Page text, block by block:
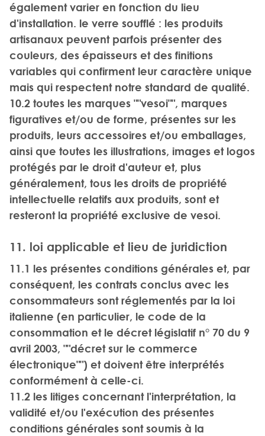
également varier en fonction du lieu
d'installation. le verre soufflé : les produits
artisanaux peuvent parfois présenter des
couleurs, des épaisseurs et des finitions
variables qui confirment leur caractère unique
mais qui respectent notre standard de qualité.
10.2 toutes les marques ""vesoi"", marques
figuratives et/ou de forme, présentes sur les
produits, leurs accessoires et/ou emballages,
ainsi que toutes les illustrations, images et logos
protégés par le droit d'auteur et, plus
généralement, tous les droits de propriété
intellectuelle relatifs aux produits, sont et
resteront la propriété exclusive de vesoi.
11. loi applicable et lieu de juridiction
11.1 les présentes conditions générales et, par
conséquent, les contrats conclus avec les
consommateurs sont réglementés par la loi
italienne (en particulier, le code de la
consommation et le décret législatif n° 70 du 9
avril 2003, ""décret sur le commerce
électronique"") et doivent être interprétés
conformément à celle-ci.
11.2 les litiges concernant l'interprétation, la
validité et/ou l'exécution des présentes
conditions générales sont soumis à la